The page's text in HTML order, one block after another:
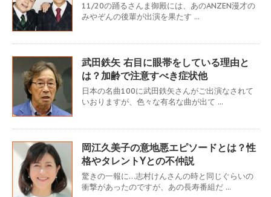
11/20の踊るさんま御殿には、あのANZEN漫才の
みやぞんの後輩が出演を果たす ...
武田鉄矢 右目に眼帯をしている理由と
は？加齢で注意すべき症状他
日本の名曲100に武田鉄矢さんがご出演なされて
いおりますが、色々な有名な曲が出て ...
岡江久美子の意地悪エピソードとは？性
格やタレントYとの不仲説
驚きの一報に…志村けんさんの時と同じぐらいの
衝撃があったのですが、あの長寿番組だ ...